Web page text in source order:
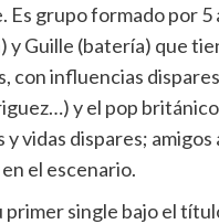
Es grupo formado por
Guille (batería) que
con influencias
y el pop
vidas dispares; amigos
el escenario.
single bajo el